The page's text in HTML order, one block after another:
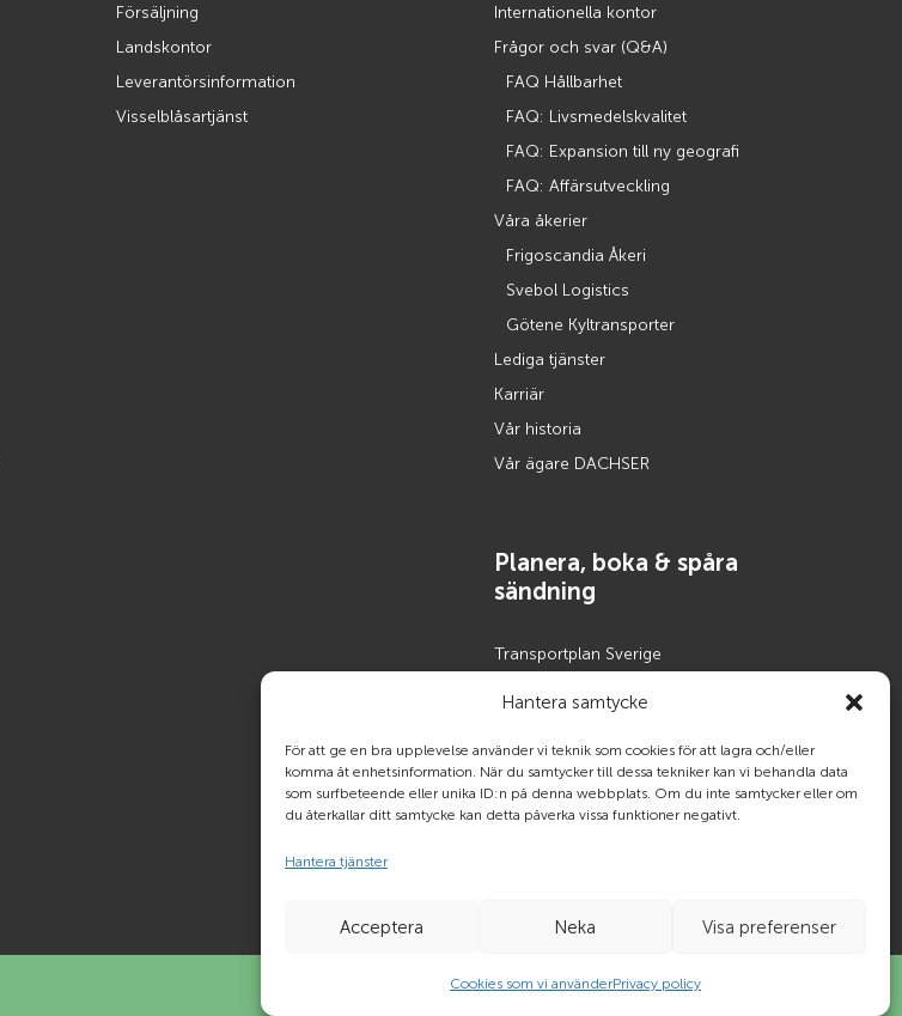
Hantera samtycke
För att ge en bra upplevelse använder vi teknik som cookies för att lagra och/eller
komma åt enhetsinformation. När du samtycker till dessa tekniker kan vi behandla data
som surfbeteende eller unika ID:n på denna webbplats. Om du inte samtycker eller om
du återkallar ditt samtycke kan detta påverka vissa funktioner negativt.
Hantera tjänster
Acceptera Neka Visa preferenser
Cookies som vi använderPrivacy policy
Försäljning
Landskontor
Leverantörsinformation
Visselblåsartjänst
Internationella kontor
Frågor och svar (Q&A)
FAQ Hållbarhet
FAQ: Livsmedelskvalitet
FAQ: Expansion till ny geografi
FAQ: Affärsutveckling
Våra åkerier
Frigoscandia Åkeri
Svebol Logistics
Götene Kyltransporter
Lediga tjänster
Karriär
Vår historia
Vår ägare DACHSER
Planera, boka & spåra
sändning
Transportplan Sverige
Bokning tompallar
Kundportal
Inlogg Kundportal